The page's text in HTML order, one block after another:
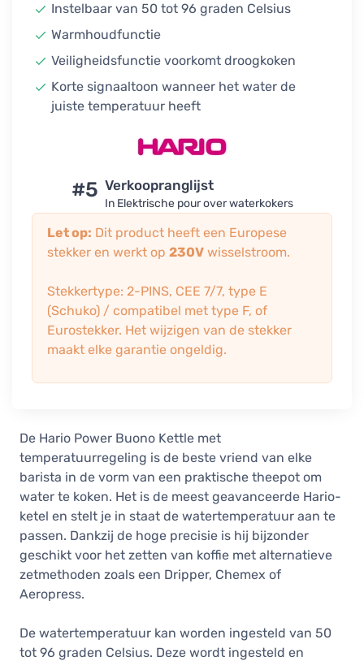
Instelbaar van 50 tot 96 graden Celsius
Warmhoudfunctie
Veiligheidsfunctie voorkomt droogkoken
Korte signaaltoon wanneer het water de
juiste temperatuur heeft
#5 Verkoopranglijst
In Elektrische pour over waterkokers
Let op: Dit product heeft een Europese
stekker en werkt op 230V wisselstroom.
Stekkertype: 2-PINS, CEE 7/7, type E
(Schuko) / compatibel met type F, of
Eurostekker. Het wijzigen van de stekker
maakt elke garantie ongeldig.
De Hario Power Buono Kettle met
temperatuurregeling is de beste vriend van elke
barista in de vorm van een praktische theepot om
water te koken. Het is de meest geavanceerde Hario-
ketel en stelt je in staat de watertemperatuur aan te
passen. Dankzij de hoge precisie is hij bijzonder
geschikt voor het zetten van koffie met alternatieve
zetmethoden zoals een Dripper, Chemex of
Aeropress.
De watertemperatuur kan worden ingesteld van 50
tot 96 graden Celsius. Deze wordt ingesteld en